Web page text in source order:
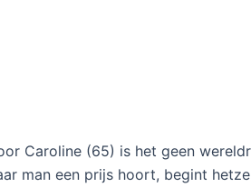
Caroline (65) is het geen
man een prijs hoort, begint